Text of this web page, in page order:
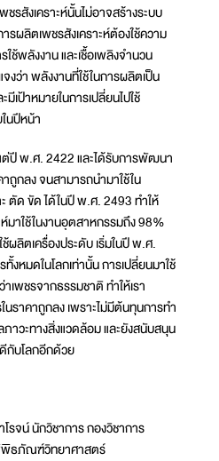
รสังเคราะห์นั้นไม่อาจสร้างระบบ
รผลิตเพชรสังเคราะห์ต้องใช้ความ
ช้พลังงาน และเชื้อเพลิงจำนวน
งว่า พลังงานที่ใช้ในการผลิตเป็น
เป้าหมายในการเปลี่ยนไปใช้
นปีหน้า
ต่ปี พ.ศ. 2422 และได้รับการพัฒนา
ถูกลง จนสามารถนำมาใช้ใน
ด ขัด ได้ในปี พ.ศ. 2493 ทำให้
มาใช้ในงานอุตสาหกรรมถึง 98%
ผลิตเครื่องประดับ เริ่มในปี พ.ศ.
หมดในโลกเท่านั้น การเปลี่ยนมาใช้
เพชรจากธรรมชาติ ทำให้เรา
นราคาถูกลง เพราะไม่มีต้นทุนการทำ
าวะทางสิ่งแวดล้อม และยังสนับสนุน
กับโลกอีกด้วย
โรจน์ นักวิชาการ กองวิชาการ
พิธภัณฑ์วิทยาศาสตร์